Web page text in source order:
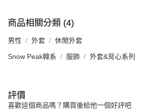
商品相關分類 (4)
男性 外套 休閒外套
Snow Peak韓系 服飾 外套&背心系列
評價
喜歡這個商品嗎？購買後給他一個好評吧